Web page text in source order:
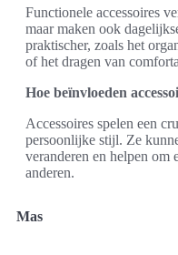
Functionele accessoires
maar maken ook
praktischer, zoals het
of het dragen van
Hoe beïnvloeden
Accessoires spelen een
persoonlijke stijl. Ze
veranderen en helpen om
anderen.
Mas